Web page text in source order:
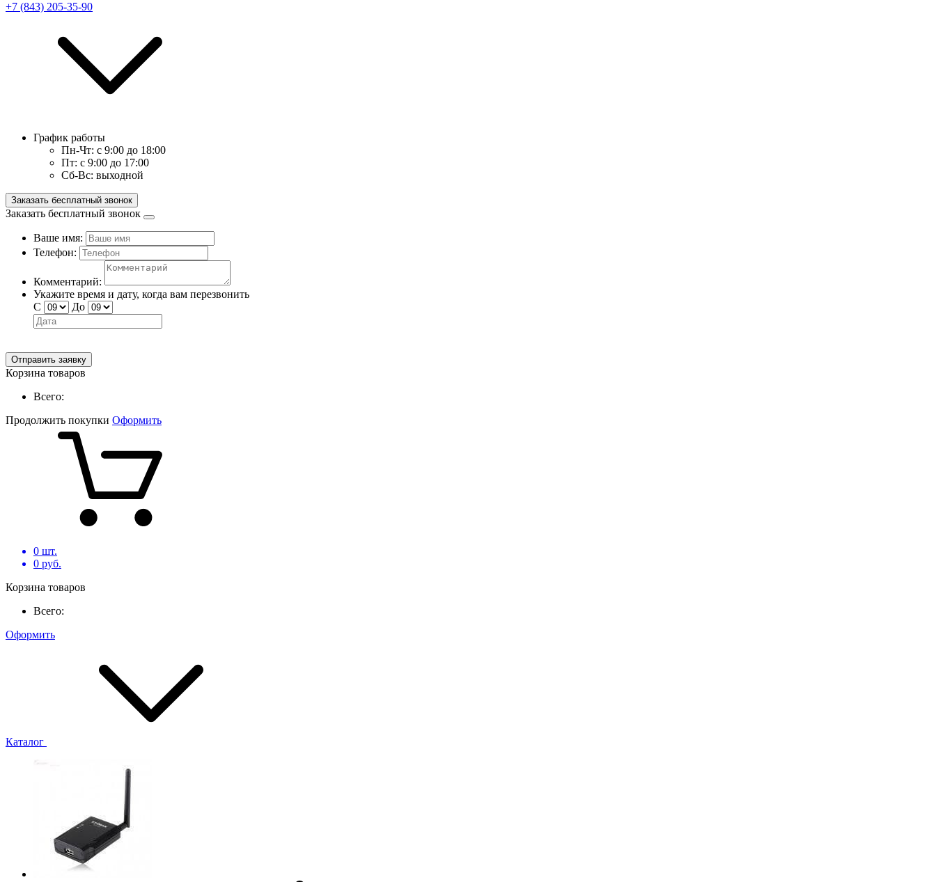
+7 (843) 205-35-90
График работы
Пн-Чт: с 9:00 до 18:00
Пт: с 9:00 до 17:00
Сб-Вс: выходной
Заказать бесплатный звонок
Заказать бесплатный звонок
Ваше имя:
Телефон:
Комментарий:
Укажите время и дату, когда вам перезвонить
С
До
Отправить заявку
Корзина товаров
Всего:
Продолжить покупки Оформить
0 шт.
0 руб.
Корзина товаров
Всего:
Оформить
Каталог